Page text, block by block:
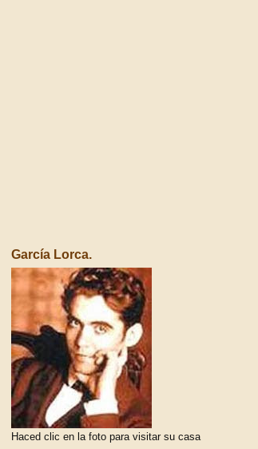
García Lorca.
Haced clic en la foto para visitar su casa